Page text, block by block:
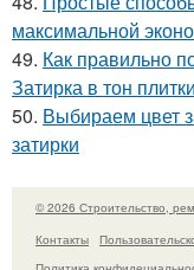
максимальной
49. Как правильно
Затирка в тон плитки
50. Выбираем цвет
затирки
© 2026 Строительство,
Контакты